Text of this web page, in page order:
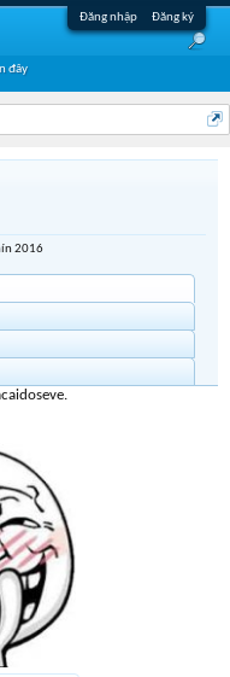
Đăng nhập Đăng ký
2016
đây